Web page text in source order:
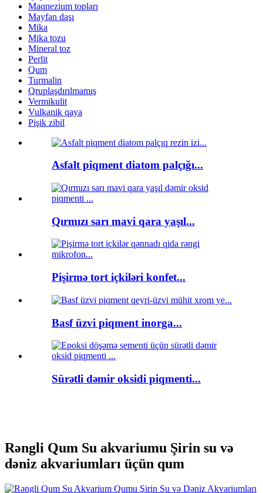
Maqnezium topları
Mayfan daşı
Mika
Mika tozu
Mineral toz
Perlit
Qum
Turmalin
Qruplaşdırılmamış
Vermikulit
Vulkanik qaya
Pişik zibil
Asfalt piqment diatom palçığı...
Qırmızı sarı mavi qara yaşıl...
Pişirmə tort içkiləri konfet...
Basf üzvi piqment inorga...
Sürətli dəmir oksidi piqmenti...
Rəngli Qum Su akvariumu Şirin su və
dəniz akvariumları üçün qum